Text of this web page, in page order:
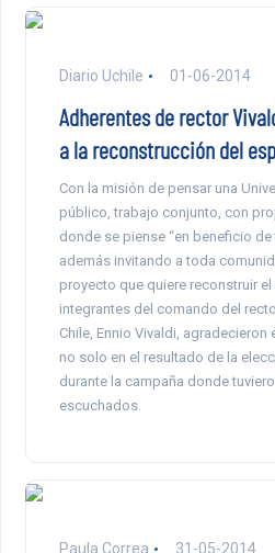
Diario Uchile 01-06-2014
Adherentes de rector
a la reconstrucción del
Con la misión de pensar una
público, trabajo conjunto, con
donde se piense “en beneficio
además invitando a toda
proyecto que quiere reconstruir
integrantes del comando del
Chile, Ennio Vivaldi,
no solo en el resultado de la
durante la campaña donde
escuchados.
Paula Correa 31-05-2014